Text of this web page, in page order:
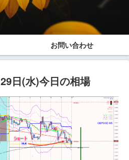
お問い合わせ
日(水)今日の相場